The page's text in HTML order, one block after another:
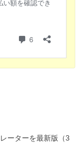
ーターを最新版（3